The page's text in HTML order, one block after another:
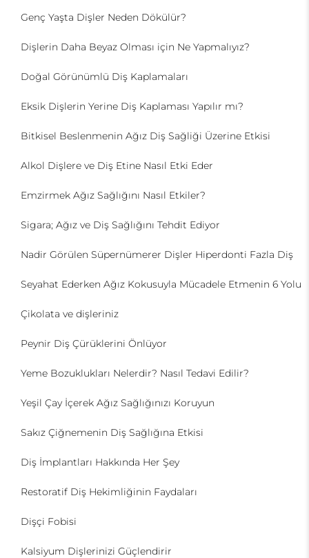
Genç Yaşta Dişler Neden Dökülür?
Dişlerin Daha Beyaz Olması için Ne Yapmalıyız?
Doğal Görünümlü Diş Kaplamaları
Eksik Dişlerin Yerine Diş Kaplaması Yapılır mı?
Bitkisel Beslenmenin Ağız Diş Sağliği Üzerine Etkisi
Alkol Dişlere ve Diş Etine Nasıl Etki Eder
Emzirmek Ağız Sağlığını Nasıl Etkiler?
Sigara; Ağız ve Diş Sağlığını Tehdit Ediyor
Nadir Görülen Süpernümerer Dişler Hiperdonti Fazla Diş
Seyahat Ederken Ağız Kokusuyla Mücadele Etmenin 6 Yolu
Çikolata ve dişleriniz
Peynir Diş Çürüklerini Önlüyor
Yeme Bozuklukları Nelerdir? Nasıl Tedavi Edilir?
Yeşil Çay İçerek Ağız Sağlığınızı Koruyun
Sakız Çiğnemenin Diş Sağlığına Etkisi
Diş İmplantları Hakkında Her Şey
Restoratif Diş Hekimliğinin Faydaları
Dişçi Fobisi
Kalsiyum Dişlerinizi Güçlendirir